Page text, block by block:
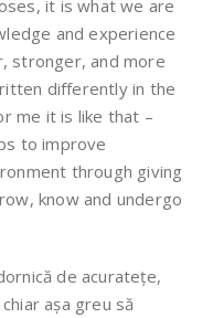
it is what we are
and experience
stronger, and more
differently in the
me it is like that –
to improve
through giving
know and undergo
de acuratețe,
așa greu să